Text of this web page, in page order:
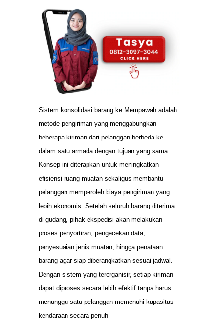
Sistem konsolidasi barang ke Mempawah adalah
metode pengiriman yang menggabungkan
beberapa kiriman dari pelanggan berbeda ke
dalam satu armada dengan tujuan yang sama.
Konsep ini diterapkan untuk meningkatkan
efisiensi ruang muatan sekaligus membantu
pelanggan memperoleh biaya pengiriman yang
lebih ekonomis. Setelah seluruh barang diterima
di gudang, pihak ekspedisi akan melakukan
proses penyortiran, pengecekan data,
penyesuaian jenis muatan, hingga penataan
barang agar siap diberangkatkan sesuai jadwal.
Dengan sistem yang terorganisir, setiap kiriman
dapat diproses secara lebih efektif tanpa harus
menunggu satu pelanggan memenuhi kapasitas
kendaraan secara penuh.